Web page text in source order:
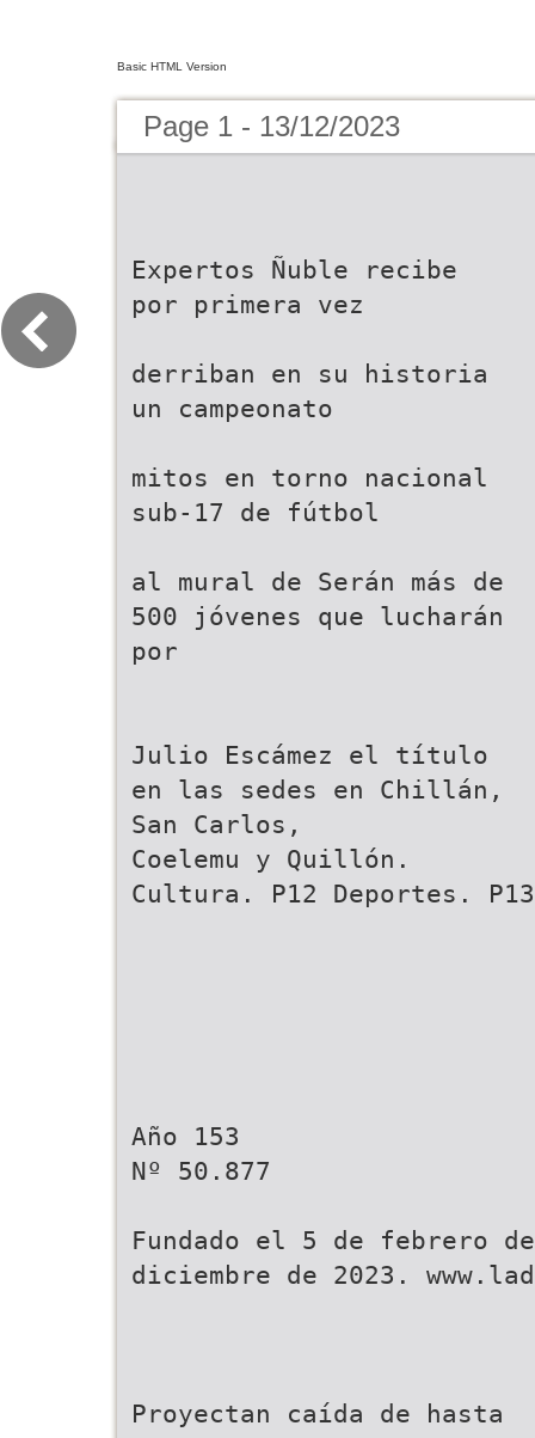
Basic HTML Version
Page 1 - 13/12/2023
Expertos Ñuble recibe
por primera vez
derriban en su historia
un campeonato
mitos en torno nacional
sub-17 de fútbol
al mural de Serán más de
500 jóvenes que lucharán
por
Julio Escámez el título
en las sedes en Chillán,
San Carlos,
Coelemu y Quillón.
Cultura. P12 Deportes. P13
Año 153
Nº 50.877
Fundado el 5 de febrero
diciembre de 2023.
Proyectan caída de hasta